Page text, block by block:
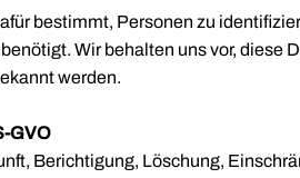
bestimmt, Personen zu
Wir behalten uns vor, diese
werden.
GVO
Berichtigung, Löschung,